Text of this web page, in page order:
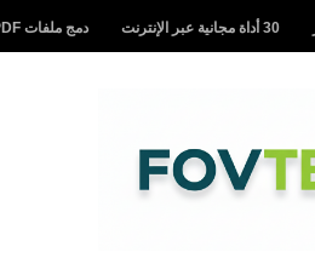
30 أداة مجانية عبر الإنترنت دمج ملفات PDF